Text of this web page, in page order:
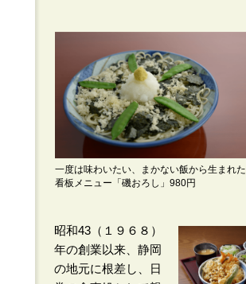
一度は味わいたい、まかない飯から生まれた
看板メニュー「磯おろし」980円
昭和43（１９６８）
年の創業以来、静岡
の地元に根差し、日